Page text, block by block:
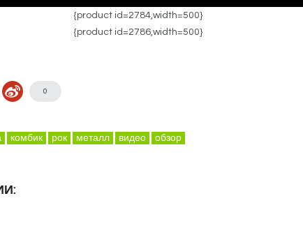
{product id=2784,width=500}
{product id=2786,width=500}
0
комбик рок металл видео обзор